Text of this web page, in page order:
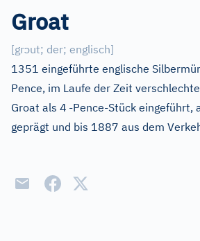
Groat
[grɔut; der; englisch]
1351 eingeführte englische
Pence, im Laufe der Zeit
Groat als 4 -Pence-Stück eingeführt,
geprägt und bis 1887 aus dem